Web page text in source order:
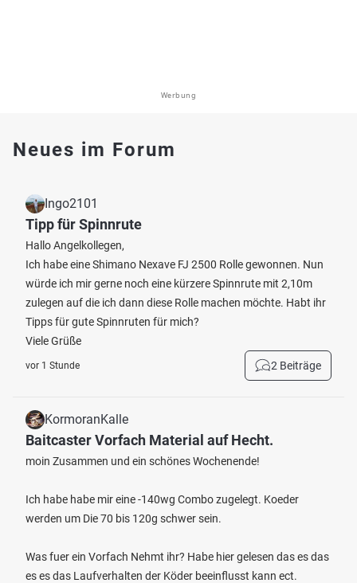
Werbung
Neues im Forum
Ingo2101
Tipp für Spinnrute
Hallo Angelkollegen,
Ich habe eine Shimano Nexave FJ 2500 Rolle gewonnen. Nun
würde ich mir gerne noch eine kürzere Spinnrute mit 2,10m
zulegen auf die ich dann diese Rolle machen möchte. Habt ihr
Tipps für gute Spinnruten für mich?
Viele Grüße
vor 1 Stunde 2 Beiträge
KormoranKalle
Baitcaster Vorfach Material auf Hecht.
moin Zusammen und ein schönes Wochenende!
Ich habe habe mir eine -140wg Combo zugelegt. Koeder
werden um Die 70 bis 120g schwer sein.
Was fuer ein Vorfach Nehmt ihr? Habe hier gelesen das es das
es es das Laufverhalten der Köder beeinflusst kann ect.